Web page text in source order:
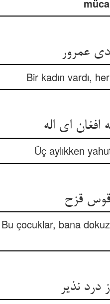
عمرور
Bir kadın vardı,
ای اله
Üç aylıkken
قوس قزح
Bu çocuklar, bana
نذیر